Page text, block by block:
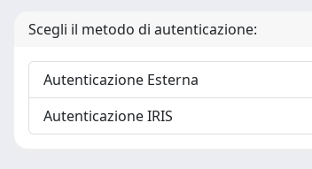
Scegli il metodo di autenticazione:
Autenticazione Esterna
Autenticazione IRIS